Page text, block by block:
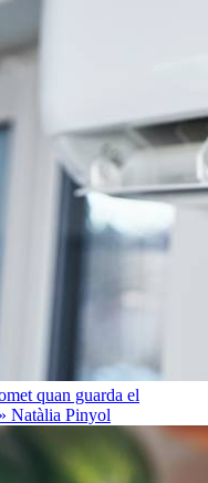
quan guarda el
Natàlia Pinyol